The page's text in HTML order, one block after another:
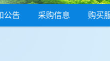
公告 采购信息 购买